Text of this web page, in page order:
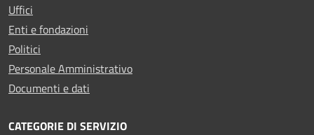
Uffici
Enti e fondazioni
Politici
Personale Amministrativo
Documenti e dati
CATEGORIE DI SERVIZIO